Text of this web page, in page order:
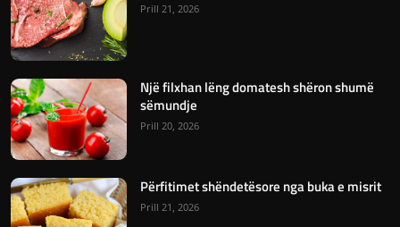
Prill 21, 2026
Një filxhan lëng domatesh shëron shumë
sëmundje
Prill 20, 2026
Përfitimet shëndetësore nga buka e misrit
Prill 21, 2026